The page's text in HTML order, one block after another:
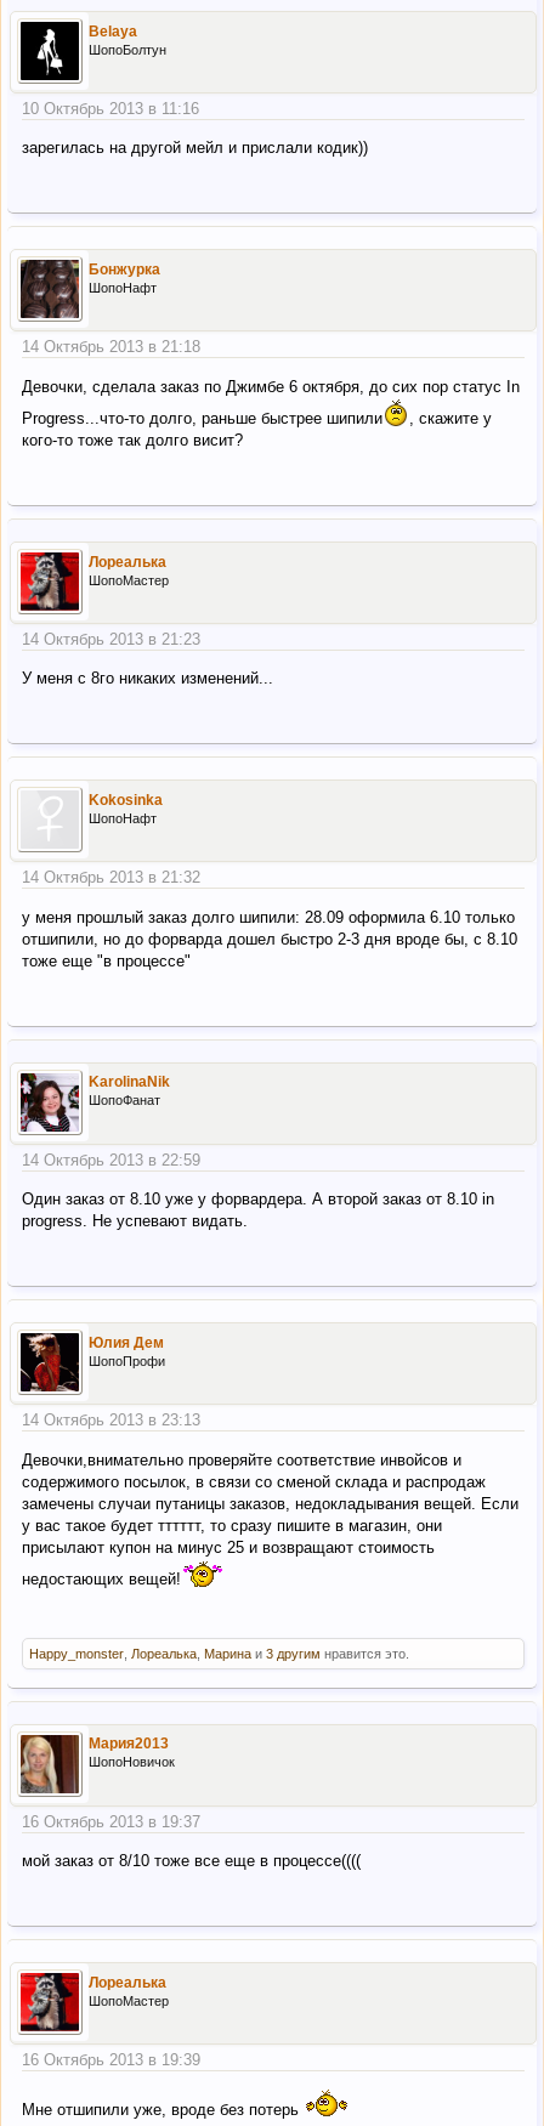
Belaya
ШопоБолтун
10 Октябрь 2013 в 11:16
зарегилась на другой мейл и прислали кодик))
Бонжурка
ШопоНафт
14 Октябрь 2013 в 21:18
Девочки, сделала заказ по Джимбе 6 октября, до сих пор статус In
Progress...что-то долго, раньше быстрее шипили
, скажите у
кого-то тоже так долго висит?
Лореалька
ШопоМастер
14 Октябрь 2013 в 21:23
У меня с 8го никаких изменений...
Kokosinka
ШопоНафт
14 Октябрь 2013 в 21:32
у меня прошлый заказ долго шипили: 28.09 оформила 6.10 только
отшипили, но до форварда дошел быстро 2-3 дня вроде бы, с 8.10
тоже еще "в процессе"
KarolinaNik
ШопоФанат
14 Октябрь 2013 в 22:59
Один заказ от 8.10 уже у форвардера. А второй заказ от 8.10 in
progress. Не успевают видать.
Юлия Дем
ШопоПрофи
14 Октябрь 2013 в 23:13
Девочки,внимательно проверяйте соответствие инвойсов и
содержимого посылок, в связи со сменой склада и распродаж
замечены случаи путаницы заказов, недокладывания вещей. Если
у вас такое будет тттттт, то сразу пишите в магазин, они
присылают купон на минус 25 и возвращают стоимость
недостающих вещей!
Happy_monster Лореалька Марина и 3 другим нравится это.
Мария2013
ШопоНовичок
16 Октябрь 2013 в 19:37
мой заказ от 8/10 тоже все еще в процессе((((
Лореалька
ШопоМастер
16 Октябрь 2013 в 19:39
Мне отшипили уже, вроде без потерь